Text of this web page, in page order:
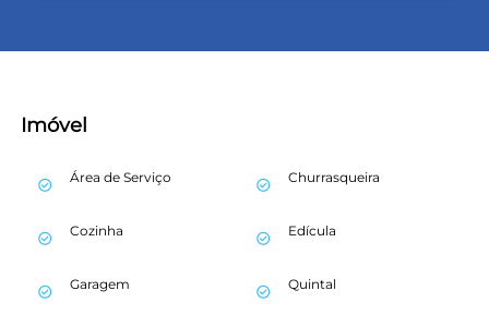
Imóvel
check_circle_outline Área de Serviço check_circle_outline Churrasqueira
check_circle_outline Cozinha check_circle_outline Edícula
check_circle_outline Garagem check_circle_outline Quintal